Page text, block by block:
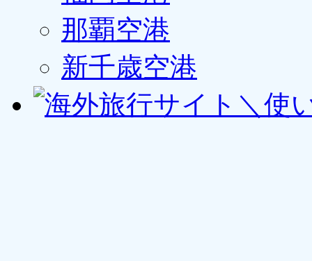
那覇空港
新千歳空港